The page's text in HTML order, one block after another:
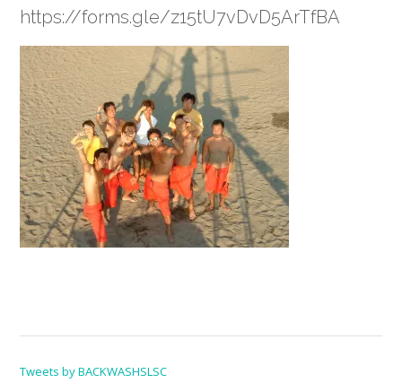
https://forms.gle/z15tU7vDvD5ArTfBA
Tweets by BACKWASHSLSC